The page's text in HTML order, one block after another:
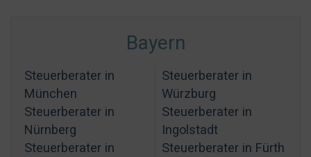
Bayern
Steuerberater in
München
Steuerberater in
Nürnberg
Steuerberater in
Steuerberater in
Würzburg
Steuerberater in
Ingolstadt
Steuerberater in Fürth